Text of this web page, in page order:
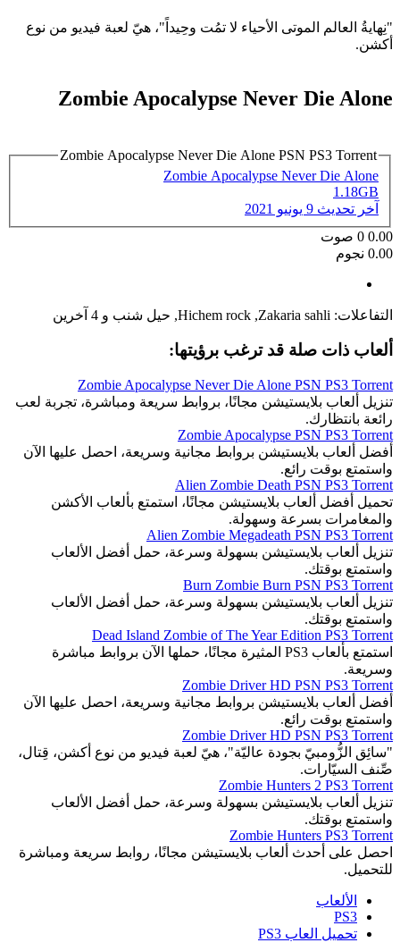
"نِهايةُ العالم الموتى الأحياء لا تمُت وحِيداً"، هيّ لعبة فيديو من نوع
أكشن.
Zombie Apocalypse Never Die Alone
Zombie Apocalypse Never Die Alone PSN PS3 Torrent
Zombie Apocalypse Never Die Alone
1.18GB
آخر تحديث 9 يونيو 2021
0.00
0 صوت
0.00 نجوم
التفاعلات: Zakaria sahli
,
Hichem rock
, حيل شنب و 4 آخرين
ألعاب ذات صلة قد ترغب برؤيتها:
Zombie Apocalypse Never Die Alone PSN PS3 Torrent
تنزيل ألعاب بلايستيشن مجانًا، بروابط سريعة ومباشرة، تجربة لعب
رائعة بانتظارك.
Zombie Apocalypse PSN PS3 Torrent
أفضل ألعاب بلايستيشن بروابط مجانية وسريعة، احصل عليها الآن
واستمتع بوقت رائع.
Alien Zombie Death PSN PS3 Torrent
تحميل أفضل ألعاب بلايستيشن مجانًا، استمتع بألعاب الأكشن
والمغامرات بسرعة وسهولة.
Alien Zombie Megadeath PSN PS3 Torrent
تنزيل ألعاب بلايستيشن بسهولة وسرعة، حمل أفضل الألعاب
واستمتع بوقتك.
Burn Zombie Burn PSN PS3 Torrent
تنزيل ألعاب بلايستيشن بسهولة وسرعة، حمل أفضل الألعاب
واستمتع بوقتك.
Dead Island Zombie of The Year Edition PS3 Torrent
استمتع بألعاب PS3 المثيرة مجانًا، حملها الآن بروابط مباشرة
وسريعة.
Zombie Driver HD PSN PS3 Torrent
أفضل ألعاب بلايستيشن بروابط مجانية وسريعة، احصل عليها الآن
واستمتع بوقت رائع.
Zombie Driver HD PSN PS3 Torrent
"سائِق الزُّومبيّ بجودة عاليّة"، هيّ لعبة فيديو من نوع أكشن، قِتال،
صِّنف السيّارات.
Zombie Hunters 2 PS3 Torrent
تنزيل ألعاب بلايستيشن بسهولة وسرعة، حمل أفضل الألعاب
واستمتع بوقتك.
Zombie Hunters PS3 Torrent
احصل على أحدث ألعاب بلايستيشن مجانًا، روابط سريعة ومباشرة
للتحميل.
الألعاب
PS3
تحميل العاب PS3